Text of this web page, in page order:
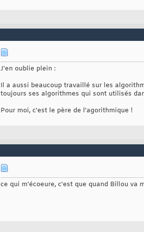
J'en oublie plein :
Il a aussi beaucoup travaillé sur les
toujours ses algorithmes qui sont utilisés
Pour moi, c'est le père de l'agorithmique !
ce qui m'écoeure, c'est que quand Billou va